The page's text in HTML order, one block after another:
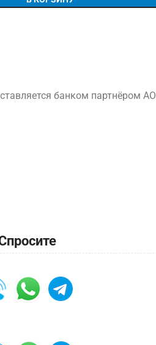
банком партнёром АО